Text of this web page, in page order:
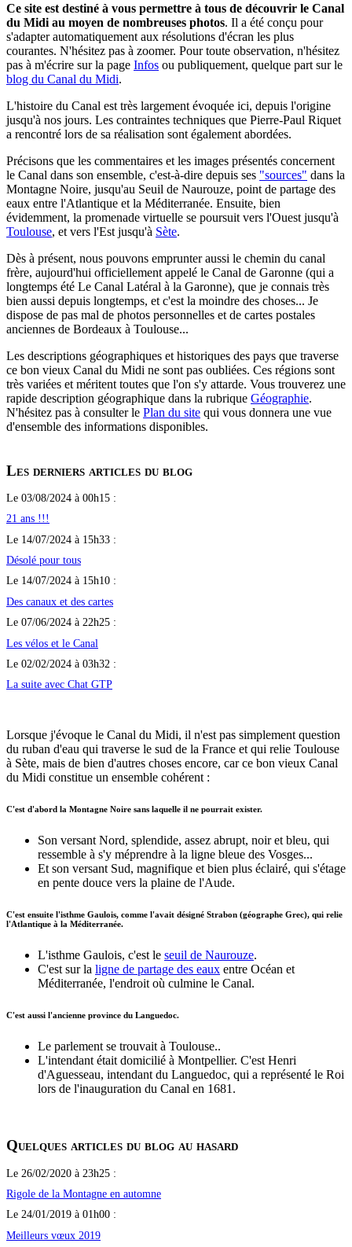
Ce site est destiné à vous permettre à tous de découvrir le Canal
du Midi au moyen de nombreuses photos. Il a été conçu pour
s'adapter automatiquement aux résolutions d'écran les plus
courantes. N'hésitez pas à zoomer. Pour toute observation, n'hésitez
pas à m'écrire sur la page Infos ou publiquement, quelque part sur le
blog du Canal du Midi.
L'histoire du Canal est très largement évoquée ici, depuis l'origine
jusqu'à nos jours. Les contraintes techniques que Pierre-Paul Riquet
a rencontré lors de sa réalisation sont également abordées.
Précisons que les commentaires et les images présentés concernent
le Canal dans son ensemble, c'est-à-dire depuis ses "sources" dans la
Montagne Noire, jusqu'au Seuil de Naurouze, point de partage des
eaux entre l'Atlantique et la Méditerranée. Ensuite, bien
évidemment, la promenade virtuelle se poursuit vers l'Ouest jusqu'à
Toulouse, et vers l'Est jusqu'à Sète.
Dès à présent, nous pouvons emprunter aussi le chemin du canal
frère, aujourd'hui officiellement appelé le Canal de Garonne (qui a
longtemps été Le Canal Latéral à la Garonne), que je connais très
bien aussi depuis longtemps, et c'est la moindre des choses... Je
dispose de pas mal de photos personnelles et de cartes postales
anciennes de Bordeaux à Toulouse...
Les descriptions géographiques et historiques des pays que traverse
ce bon vieux Canal du Midi ne sont pas oubliées. Ces régions sont
très variées et méritent toutes que l'on s'y attarde. Vous trouverez une
rapide description géographique dans la rubrique Géographie.
N'hésitez pas à consulter le Plan du site qui vous donnera une vue
d'ensemble des informations disponibles.
Les derniers articles du blog
Le 03/08/2024 à 00h15 :
21 ans !!!
Le 14/07/2024 à 15h33 :
Désolé pour tous
Le 14/07/2024 à 15h10 :
Des canaux et des cartes
Le 07/06/2024 à 22h25 :
Les vélos et le Canal
Le 02/02/2024 à 03h32 :
La suite avec Chat GTP
Lorsque j'évoque le Canal du Midi, il n'est pas simplement question
du ruban d'eau qui traverse le sud de la France et qui relie Toulouse
à Sète, mais de bien d'autres choses encore, car ce bon vieux Canal
du Midi constitue un ensemble cohérent :
C'est d'abord la Montagne Noire sans laquelle il ne pourrait exister.
Son versant Nord, splendide, assez abrupt, noir et bleu, qui
ressemble à s'y méprendre à la ligne bleue des Vosges...
Et son versant Sud, magnifique et bien plus éclairé, qui s'étage
en pente douce vers la plaine de l'Aude.
C'est ensuite l'isthme Gaulois, comme l'avait désigné Strabon (géographe Grec), qui relie
l'Atlantique à la Méditerranée.
L'isthme Gaulois, c'est le seuil de Naurouze.
C'est sur la ligne de partage des eaux entre Océan et
Méditerranée, l'endroit où culmine le Canal.
C'est aussi l'ancienne province du Languedoc.
Le parlement se trouvait à Toulouse..
L'intendant était domicilié à Montpellier. C'est Henri
d'Aguesseau, intendant du Languedoc, qui a représenté le Roi
lors de l'inauguration du Canal en 1681.
Quelques articles du blog au hasard
Le 26/02/2020 à 23h25 :
Rigole de la Montagne en automne
Le 24/01/2019 à 01h00 :
Meilleurs vœux 2019